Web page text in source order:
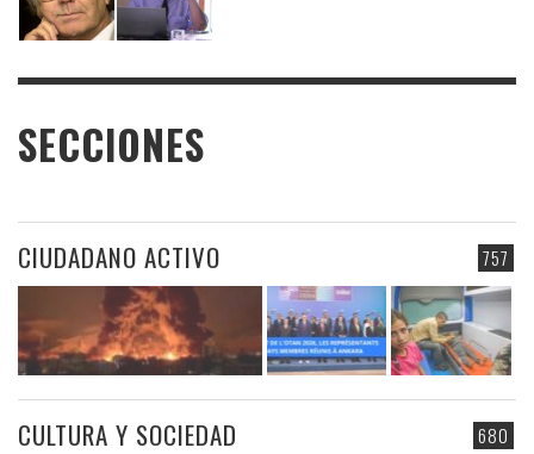
SECCIONES
757
CIUDADANO ACTIVO
680
CULTURA Y SOCIEDAD